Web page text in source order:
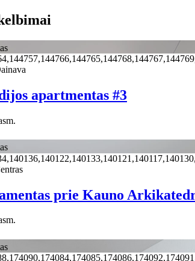
apartmentas #3
prie Kauno